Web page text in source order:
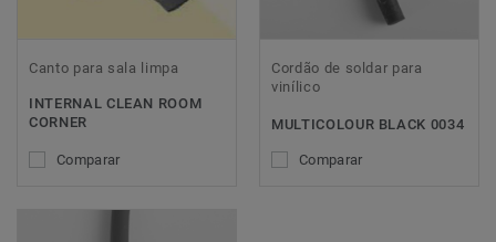
Canto para sala limpa
INTERNAL CLEAN ROOM
CORNER
Comparar
Cordão de soldar para
vinílico
MULTICOLOUR BLACK 0034
Comparar